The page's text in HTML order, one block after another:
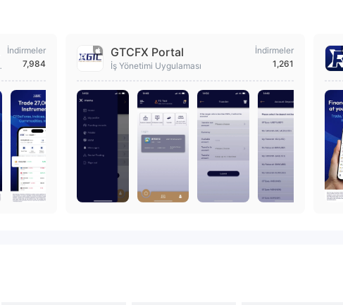
İndirmeler
7,984
GTCFX Portal
İş Yönetimi Uygulaması
İndirmeler
1,261